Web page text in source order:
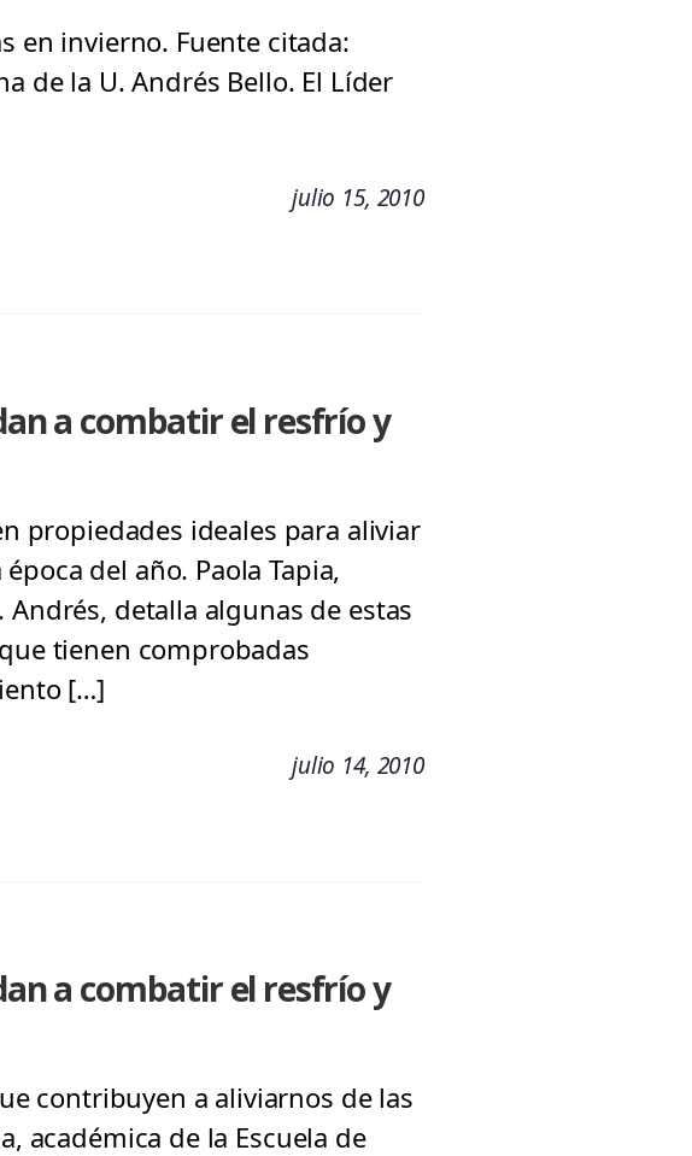
en invierno. Fuente citada:
de la U. Andrés Bello. El Líder
julio 15, 2010
a combatir el resfrío y
propiedades ideales para aliviar
del año. Paola Tapia,
Andrés, detalla algunas de estas
tienen comprobadas
[…]
julio 14, 2010
a combatir el resfrío y
contribuyen a aliviarnos de las
académica de la Escuela de